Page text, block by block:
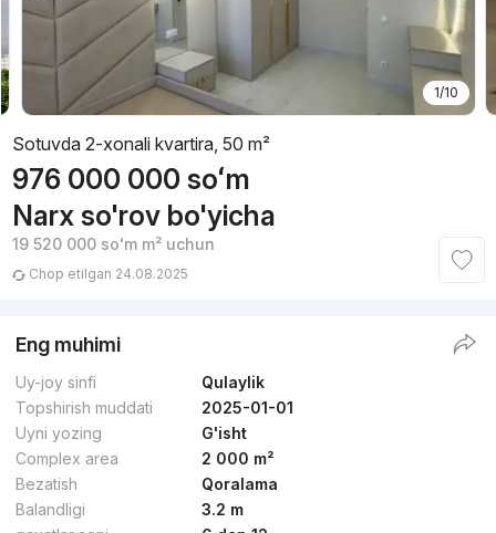
1/10
Sotuvda 2-xonali kvartira, 50 m²
976 000 000 soʻm
Narx so'rov bo'yicha
19 520 000 soʻmm² uchun
Chop etilgan 24.08.2025
Eng muhimi
Uy-joy sinfi
Qulaylik
Topshirish muddati
2025-01-01
Uyni yozing
G'isht
Complex area
2 000 m²
Bezatish
Qoralama
Balandligi
3.2 m